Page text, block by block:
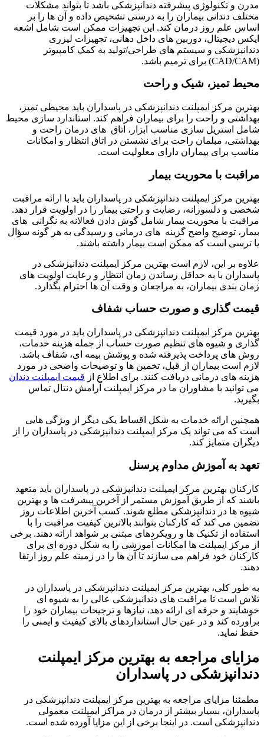
مدرن و تکنولوژی پیشرفته دندانپزشکی باشد تا بتواند مشکلات
مختلف دندانی بیماران را به درستی تشخیص داده و آن ها را بر
اساس علم روز درمان کند. این تجهیزات ممکن است شامل اشعه
ایکس دیجیتال، دوربین های داخل دهانی، تجهیزات لیزری
دندانپزشکی و سیستم های طراحی/تولید به کمک کامپیوتر
(CAD/CAM) برای ترمیم‌ باشد.
محیط تمیز، شیک و راحت
بهترین مرکز ایمپلنت دندانپزشکی در پاسداران باید محیطی تمیز،
بهداشتی و راحت را برای بیماران فراهم کند. استاندارد سازی محیط
شامل استریل‌ سازی مناسب ابزار، اتاق های درمان راحت و
بهداشتی، مبلمان راحت برای نشستن در اتاق انتظار و امکانات
مناسب برای بیماران دارای معلولیت است.
مراقبت با محوریت بیمار
بهترین مرکز ایمپلنت دندانپزشکی در پاسداران باید با ارائه مراقبت
شخصی و دلسوزانه، رضایت و راحتی بیمار را در اولویت قرار دهد.
مراقبت با محوریت بیمار شامل گوش دادن فعالانه به نگرانی های
بیمار، توضیح واضح گزینه های درمانی و رسیدگی به هر گونه سؤال
یا ترسی است که ممکن است بیمار داشته باشند.
علاوه بر این، لازم است بهترین مرکز ایمپلنت دندانپزشکی در
پاسداران با به حداقل رساندن زمان انتظار و رعایت اولویت‌ های
زمان‌ بندی بیماران، به مراجعان و وقت آن ها احترام بگذارد.
قیمت گذاری و صورت حساب شفاف
بهترین مرکز ایمپلنت دندانپزشکی در پاسداران باید در مورد قیمت
گذاری و شیوه های تنظیم صورت حساب از جمله هزینه خدمات،
روش های پرداخت پذیرفته شده و پوشش بیمه ای، شفاف باشد.
لازم است بیماران از قبل، تخمین ها و توضیحات واضحی در مورد
هزینه های درمانی دریافت کنند. برای اطلاع از قیمت ایمپلنت دندان
می توانید با مشاوران ما در مرکز ایمپلنت آرامش دنتال تماس
بگیرید.
همچنین ارائه خدمات به شکل اقساط یکی دیگر از ویژگی هایی
است که می تواند یک مرکز ایمپلنت دندانپزشکی در پاسداران را از
دیگران متمایز کند.
تعهد به آموزش مداوم پرسنل
کارکنان بهترین مرکز ایمپلنت دندانپزشکی در پاسداران باید متعهد
باشند که از طریق آموزش مستمر از آخرین پیشرفت ها و بهترین
شیوه ها در دندانپزشکی مطلع شوند. کسب آخرین اطلاعات روز
تضمین می کند که کارکنان بتوانند بالاترین کیفیت مراقبت را با
استفاده از تکنیک ها و رویکردهای مبتنی بر شواهد ارائه دهند. برخی
از مرکز ایمپلنت ها امکانات آموزشی را به شکل دوره ای برای
کارکنان خود فراهم می سازند تا آن ها را در زمینه علم روز ارتقا
دهند.
به طور کلی، بهترین مرکز ایمپلنت دندانپزشکی در پاسداران در
تلاش است تا مراقبت های دندانپزشکی عالی را به شیوه ای
خوشایند و حرفه ای ارائه دهد، نیازها و ترجیحات بیماران خود را
برآورده کند و در عین حال استانداردهای بالای کیفیت و ایمنی را
حفظ نماید.
مزایای مراجعه به بهترین مرکز ایمپلنت
دندانپزشکی در پاسداران
مطمئنا مزایای مراجعه به بهترین مرکز ایمپلنت دندانپزشکی در
پاسداران، بسیار بیشتر از درمان در مراکز ایمپلنت معمولی
دندانپزشکی است. در اینجا برخی از این مزایا آورده شده است.